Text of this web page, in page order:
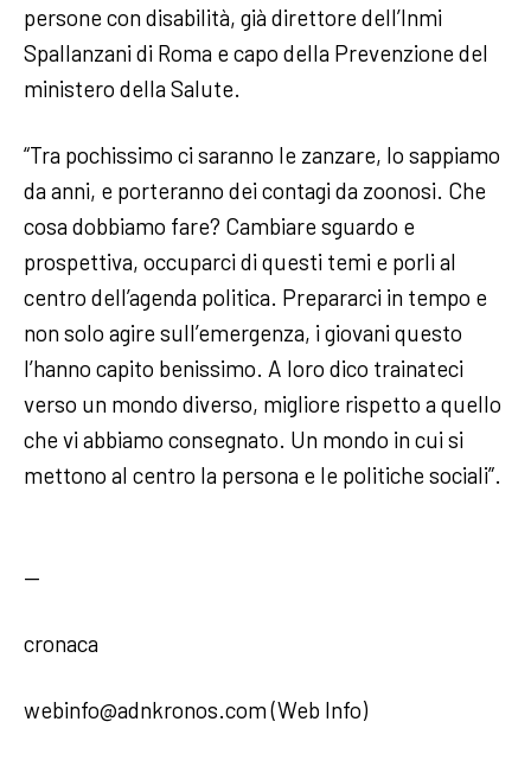
persone con disabilità, già direttore dell’Inmi
Spallanzani di Roma e capo della Prevenzione del
ministero della Salute.
“Tra pochissimo ci saranno le zanzare, lo sappiamo
da anni, e porteranno dei contagi da zoonosi. Che
cosa dobbiamo fare? Cambiare sguardo e
prospettiva, occuparci di questi temi e porli al
centro dell’agenda politica. Prepararci in tempo e
non solo agire sull’emergenza, i giovani questo
l’hanno capito benissimo. A loro dico trainateci
verso un mondo diverso, migliore rispetto a quello
che vi abbiamo consegnato. Un mondo in cui si
mettono al centro la persona e le politiche sociali”.
—
cronaca
webinfo@adnkronos.com (Web Info)